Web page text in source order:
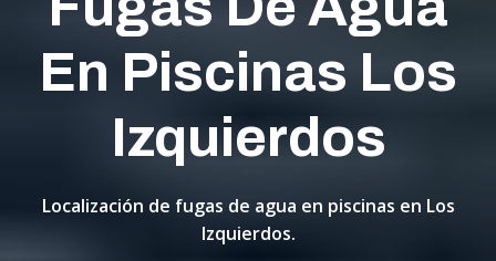
En Piscinas Los
Izquierdos
Localización de fugas de agua en piscinas en Los
Izquierdos.